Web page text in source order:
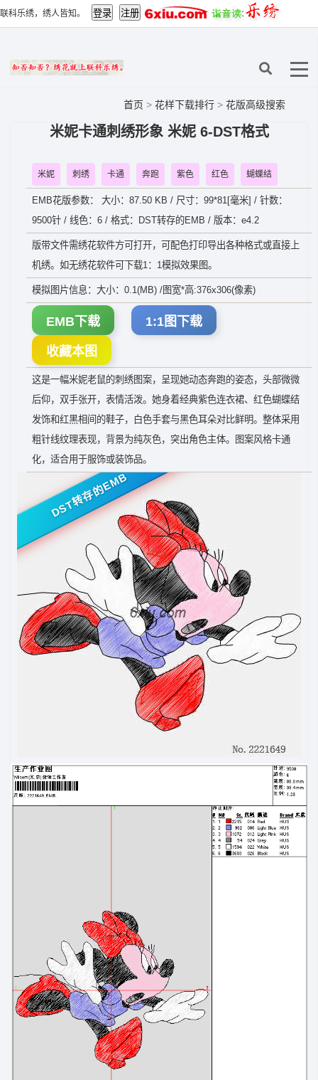
联科乐绣，绣人皆知。
首页 > 花样下载排行 > 花版高级搜索
米妮卡通刺绣形象 米妮 6-DST格式
米妮 刺绣 卡通 奔跑 紫色 红色 蝴蝶结
EMB花版参数： 大小：87.50 KB / 尺寸：99*81[毫米] / 针数：
9500针 / 线色：6 / 格式：DST转存的EMB / 版本：e4.2
版带文件需绣花软件方可打开，可配色打印导出各种格式或直接上
机绣。如无绣花软件可下载1：1模拟效果图。
模拟图片信息：大小：0.1(MB) /图宽*高:376x306(像素)
EMB下载 1:1图下载
收藏本图
这是一幅米妮老鼠的刺绣图案，呈现她动态奔跑的姿态，头部微微
后仰，双手张开，表情活泼。她身着经典紫色连衣裙、红色蝴蝶结
发饰和红黑相间的鞋子，白色手套与黑色耳朵对比鲜明。整体采用
粗针线纹理表现，背景为纯灰色，突出角色主体。图案风格卡通
化，适合用于服饰或装饰品。
DST转存的EMB